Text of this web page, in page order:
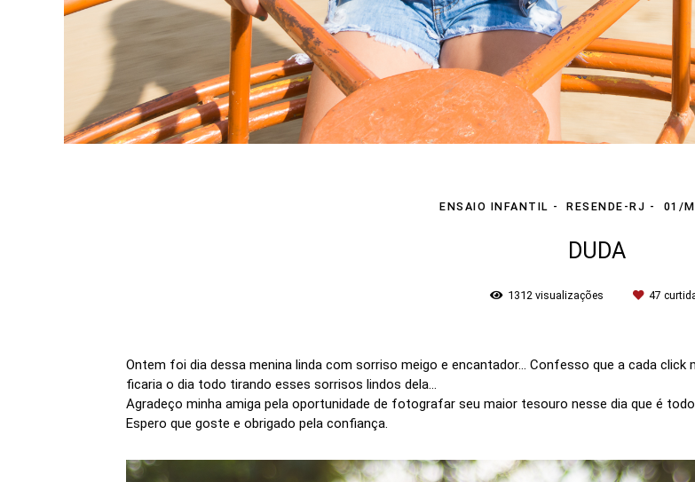
ENSAIO INFANTIL RESENDE-RJ 01/
DUDA
1312 visualizações 47
Ontem foi dia dessa menina linda com sorriso meigo e encantador... Confesso que a cada click
ficaria o dia todo tirando esses sorrisos lindos dela...
Agradeço minha amiga pela oportunidade de fotografar seu maior tesouro nesse dia que é todo
Espero que goste e obrigado pela confiança.